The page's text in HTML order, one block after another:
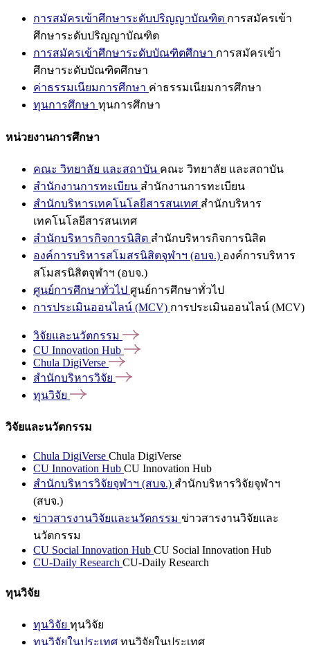
การสมัครเข้าศึกษาระดับปริญญาบัณฑิต การสมัครเข้า
ศึกษาระดับปริญญาบัณฑิต
การสมัครเข้าศึกษาระดับบัณฑิตศึกษา การสมัครเข้า
ศึกษาระดับบัณฑิตศึกษา
ค่าธรรมเนียมการศึกษา ค่าธรรมเนียมการศึกษา
ทุนการศึกษา ทุนการศึกษา
หน่วยงานการศึกษา
คณะ วิทยาลัย และสถาบัน คณะ วิทยาลัย และสถาบัน
สำนักงานการทะเบียน สำนักงานการทะเบียน
สำนักบริหารเทคโนโลยีสารสนเทศ สำนักบริหาร
เทคโนโลยีสารสนเทศ
สำนักบริหารกิจการนิสิต สำนักบริหารกิจการนิสิต
องค์การบริหารสโมสรนิสิตจุฬาฯ (อบจ.) องค์การบริหาร
สโมสรนิสิตจุฬาฯ (อบจ.)
ศูนย์การศึกษาทั่วไป ศูนย์การศึกษาทั่วไป
การประเมินออนไลน์ (MCV) การประเมินออนไลน์ (MCV)
วิจัยและนวัตกรรม
CU Innovation Hub
Chula DigiVerse
สำนักบริหารวิจัย
ทุนวิจัย
วิจัยและนวัตกรรม
Chula DigiVerse Chula DigiVerse
CU Innovation Hub CU Innovation Hub
สำนักบริหารวิจัยจุฬาฯ (สบจ.) สำนักบริหารวิจัยจุฬาฯ
(สบจ.)
ข่าวสารงานวิจัยและนวัตกรรม ข่าวสารงานวิจัยและ
นวัตกรรม
CU Social Innovation Hub CU Social Innovation Hub
CU-Daily Research CU-Daily Research
ทุนวิจัย
ทุนวิจัย ทุนวิจัย
ทุนวิจัยในประเทศ ทุนวิจัยในประเทศ